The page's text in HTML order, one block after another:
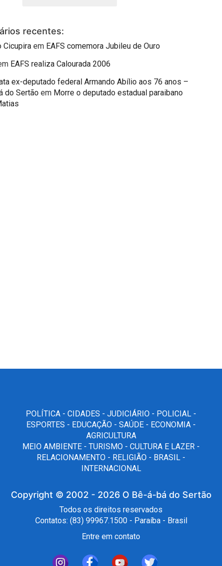
recentes:
Cicupira em EAFS comemora Jubileu de Ouro
EAFS realiza Calourada 2006
ex-deputado federal Armando Abílio aos 76 anos –
do Sertão em Morre o deputado estadual paraibano
POLÍTICA - CIDADES - JUDICIÁRIO - POLICIAL -
ESPORTES - EDUCAÇÃO - SAÚDE - ECONOMIA -
AGRICULTURA
MEIO AMBIENTE - TURISMO - CULTURA E LAZER -
RELACIONAMENTO - RELIGIÃO - BRASIL -
INTERNACIONAL
Copyright © 2002 - 2026O Bê-á-bá do Sertão
Todos os direitos reservados
Contatos: (83) 99967.1500 - Paraíba - Brasil
Entre em contato